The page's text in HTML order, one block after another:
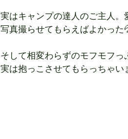
実はキャンプの達人のご主人
写真撮らせてもらえばよかった
そして相変わらずのモフモフっ
実は抱っこさせてもらっちゃ